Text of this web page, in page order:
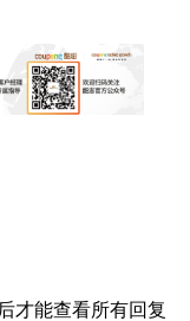
才能查看所有回复